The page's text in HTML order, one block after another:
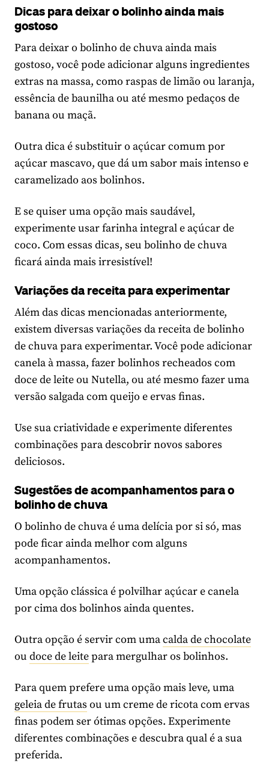
Dicas para deixar o bolinho ainda mais
gostoso
Para deixar o bolinho de chuva ainda mais
gostoso, você pode adicionar alguns ingredientes
extras na massa, como raspas de limão ou laranja,
essência de baunilha ou até mesmo pedaços de
banana ou maçã.
Outra dica é substituir o açúcar comum por
açúcar mascavo, que dá um sabor mais intenso e
caramelizado aos bolinhos.
E se quiser uma opção mais saudável,
experimente usar farinha integral e açúcar de
coco. Com essas dicas, seu bolinho de chuva
ficará ainda mais irresistível!
Variações da receita para experimentar
Além das dicas mencionadas anteriormente,
existem diversas variações da receita de bolinho
de chuva para experimentar. Você pode adicionar
canela à massa, fazer bolinhos recheados com
doce de leite ou Nutella, ou até mesmo fazer uma
versão salgada com queijo e ervas finas.
Use sua criatividade e experimente diferentes
combinações para descobrir novos sabores
deliciosos.
Sugestões de acompanhamentos para o
bolinho de chuva
O bolinho de chuva é uma delícia por si só, mas
pode ficar ainda melhor com alguns
acompanhamentos.
Uma opção clássica é polvilhar açúcar e canela
por cima dos bolinhos ainda quentes.
Outra opção é servir com umacalda de chocolate
ou doce de leitepara mergulhar os bolinhos.
Para quem prefere uma opção mais leve, uma
geleia de frutas ou um creme de ricota com ervas
finas podem ser ótimas opções. Experimente
diferentes combinações e descubra qual é a sua
preferida.